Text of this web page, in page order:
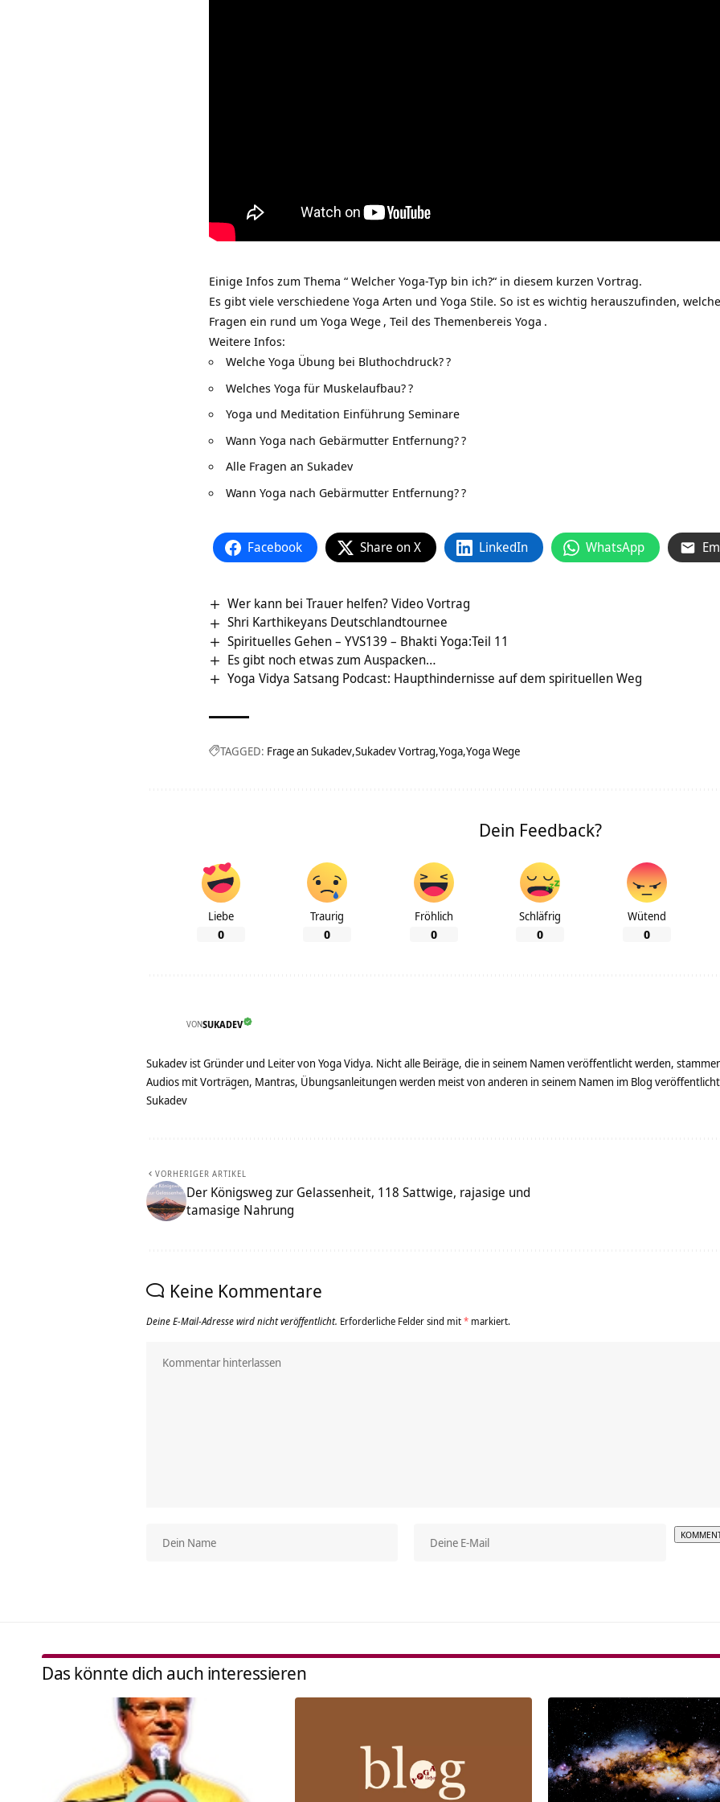
Einige Infos zum Thema “ Welcher Yoga-Typ bin ich?“ in diesem kurzen Vortrag.
Es gibt viele verschiedene Yoga Arten und Yoga Stile. So ist es wichtig herauszufinden,
Fragen ein rund um Yoga Wege , Teil des Themenbereis Yoga .
Weitere Infos:
Welche Yoga Übung bei Bluthochdruck??
Welches Yoga für Muskelaufbau??
Yoga und Meditation Einführung Seminare
Wann Yoga nach Gebärmutter Entfernung??
Alle Fragen an Sukadev
Wann Yoga nach Gebärmutter Entfernung??
Facebook Share on X LinkedIn WhatsApp
Wer kann bei Trauer helfen? Video Vortrag
Shri Karthikeyans Deutschlandtournee
Spirituelles Gehen – YVS139 – Bhakti Yoga:Teil 11
Es gibt noch etwas zum Auspacken…
Yoga Vidya Satsang Podcast: Haupthindernisse auf dem spirituellen Weg
TAGGED: Frage an Sukadev Sukadev Vortrag Yoga Yoga Wege
Dein Feedback?
Liebe
0
Traurig
0
Fröhlich
0
Schläfrig
0
Wütend
0
VONSUKADEV
Sukadev ist Gründer und Leiter von Yoga Vidya. Nicht alle Beiräge, die in seinem Namen veröffentlicht werden,
Audios mit Vorträgen, Mantras, Übungsanleitungen werden meist von anderen in seinem Namen im Blog
Sukadev
VORHERIGER ARTIKEL
Der Königsweg zur Gelassenheit, 118 Sattwige, rajasige und
tamasige Nahrung
Keine Kommentare
Deine E-Mail-Adresse wird nicht veröffentlicht. Erforderliche Felder sind mit* markiert.
Das könnte dich auch interessieren